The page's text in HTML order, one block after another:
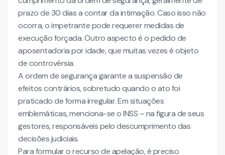
prazo de 30 dias a contar da intimação. Caso isso não
ocorra, o impetrante pode requerer medidas de
execução forçada. Outro aspecto é o pedido de
aposentadoria por idade, que muitas vezes é objeto
de controvérsia.
A ordem de segurança garante a suspensão de
efeitos contrários, sobretudo quando o ato foi
praticado de forma irregular. Em situações
emblemáticas, menciona-se o INSS – na figura de seus
gestores, responsáveis pelo descumprimento das
decisões judiciais.
Para formular o recurso de apelação, é preciso